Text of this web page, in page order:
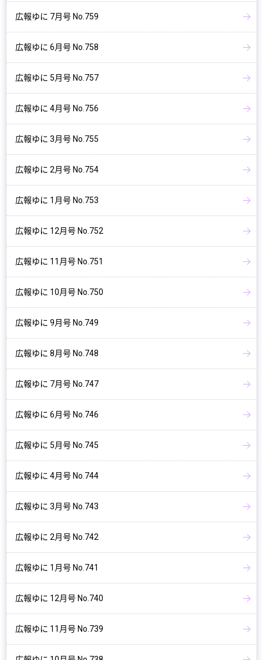
広報ゆに 7月号 No.759
広報ゆに 6月号 No.758
広報ゆに 5月号 No.757
広報ゆに 4月号 No.756
広報ゆに 3月号 No.755
広報ゆに 2月号 No.754
広報ゆに 1月号 No.753
広報ゆに 12月号 No.752
広報ゆに 11月号 No.751
広報ゆに 10月号 No.750
広報ゆに 9月号 No.749
広報ゆに 8月号 No.748
広報ゆに 7月号 No.747
広報ゆに 6月号 No.746
広報ゆに 5月号 No.745
広報ゆに 4月号 No.744
広報ゆに 3月号 No.743
広報ゆに 2月号 No.742
広報ゆに 1月号 No.741
広報ゆに 12月号 No.740
広報ゆに 11月号 No.739